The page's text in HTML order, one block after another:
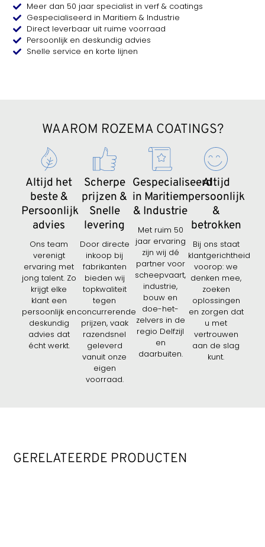
Meer dan 50 jaar specialist in verf & coatings
Gespecialiseerd in Maritiem & Industrie
Direct leverbaar uit ruime voorraad
Persoonlijk en deskundig advies
Snelle service en korte lijnen
WAAROM ROZEMA COATINGS?
Altijd het
beste &
Persoonlijk
advies
Ons team
verenigt
ervaring met
jong talent. Zo
krijgt elke
klant een
persoonlijk en
deskundig
advies dat
écht werkt.
Scherpe
prijzen &
Snelle
levering
Door directe
inkoop bij
fabrikanten
bieden wij
topkwaliteit
tegen
concurrerende
prijzen, vaak
razendsnel
geleverd
vanuit onze
eigen
voorraad.
Gespecialiseerd
in Maritiem
& Industrie
Met ruim 50
jaar ervaring
zijn wij dé
partner voor
scheepvaart,
industrie,
bouw en
doe-het-
zelvers in de
regio Delfzijl
en
daarbuiten.
Altijd
persoonlijk
&
betrokken
Bij ons staat
klantgerichtheid
voorop: we
denken mee,
zoeken
oplossingen
en zorgen dat
u met
vertrouwen
aan de slag
kunt.
GERELATEERDE PRODUCTEN